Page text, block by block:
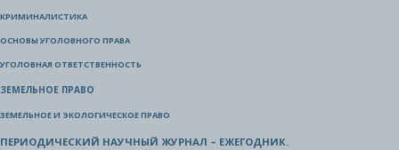
КРИМИНАЛИСТИКА
ОСНОВЫ УГОЛОВНОГО ПРАВА
УГОЛОВНАЯ ОТВЕТСТВЕННОСТЬ
ЗЕМЕЛЬНОЕ ПРАВО
ЗЕМЕЛЬНОЕ И ЭКОЛОГИЧЕСКОЕ ПРАВО
ПЕРИОДИЧЕСКИЙ НАУЧНЫЙ ЖУРНАЛ – ЕЖЕГОДНИК.